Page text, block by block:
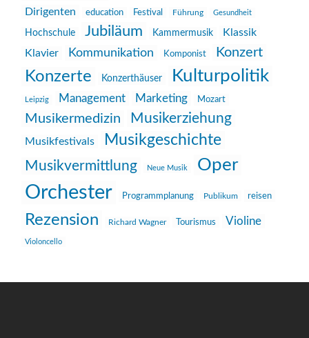
Dirigenten education Festival Führung Gesundheit
Hochschule Jubiläum Kammermusik
Klassik
Klavier
Kommunikation Komponist Konzert
Konzerte Konzerthäuser Kulturpolitik
Leipzig Management Marketing Mozart
Musikermedizin Musikerziehung
Musikfestivals Musikgeschichte
Musikvermittlung Neue Musik Oper
Orchester Programmplanung Publikum reisen
Rezension Richard Wagner Tourismus Violine
Violoncello